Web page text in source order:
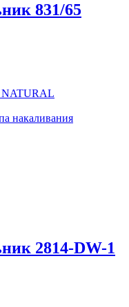
831/65
NATURAL
накаливания
2814-DW-1